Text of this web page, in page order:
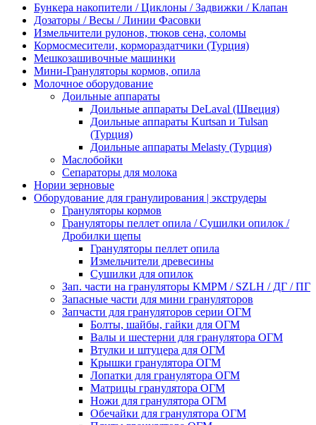
Бункера накопители / Циклоны / Задвижки / Клапан
Дозаторы / Весы / Линии Фасовки
Измельчители рулонов, тюков сена, соломы
Кормосмесители, кормораздатчики (Турция)
Мешкозашивочные машинки
Мини-Грануляторы кормов, опила
Молочное оборудование
Доильные аппараты
Доильные аппараты DeLaval (Швеция)
Доильные аппараты Kurtsan и Tulsan
(Турция)
Доильные аппараты Melasty (Турция)
Маслобойки
Сепараторы для молока
Нории зерновые
Оборудование для гранулирования | экструдеры
Грануляторы кормов
Грануляторы пеллет опила / Сушилки опилок /
Дробилки щепы
Грануляторы пеллет опила
Измельчители древесины
Сушилки для опилок
Зап. части на грануляторы KMPM / SZLH / ДГ / ПГ
Запасные части для мини грануляторов
Запчасти для грануляторов серии ОГМ
Болты, шайбы, гайки для ОГМ
Валы и шестерни для гранулятора ОГМ
Втулки и штуцера для ОГМ
Крышки гранулятора ОГМ
Лопатки для гранулятора ОГМ
Матрицы гранулятора ОГМ
Ножи для гранулятора ОГМ
Обечайки для гранулятора ОГМ